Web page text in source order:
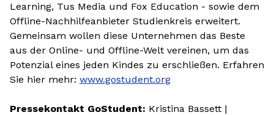
Learning, Tus Media und Fox Education - sowie dem
Offline-Nachhilfeanbieter Studienkreis erweitert.
Gemeinsam wollen diese Unternehmen das Beste
aus der Online- und Offline-Welt vereinen, um das
Potenzial eines jeden Kindes zu erschließen. Erfahren
Sie hier mehr: www.gostudent.org
Pressekontakt GoStudent: Kristina Bassett |